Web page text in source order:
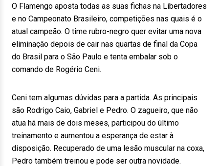
O Flamengo aposta todas as suas fichas na Libertadores
e no Campeonato Brasileiro, competições nas quais é o
atual campeão. O time rubro-negro quer evitar uma nova
eliminação depois de cair nas quartas de final da Copa
do Brasil para o São Paulo e tenta embalar sob o
comando de Rogério Ceni.
Ceni tem algumas dúvidas para a partida. As principais
são Rodrigo Caio, Gabriel e Pedro. O zagueiro, que não
atua há mais de dois meses, participou do último
treinamento e aumentou a esperança de estar à
disposição. Recuperado de uma lesão muscular na coxa,
Pedro também treinou e pode ser outra novidade.